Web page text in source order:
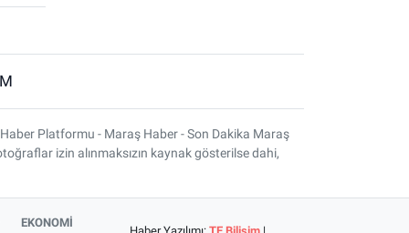
Platformu - Maraş Haber - Son Dakika Maraş
izin alınmaksızın kaynak gösterilse dahi,
EKONOMİ